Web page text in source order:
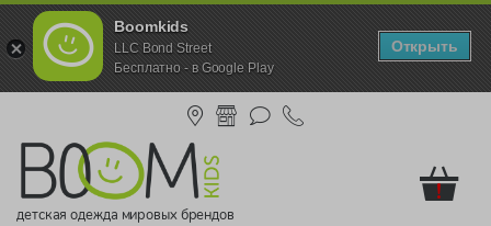
Boomkids
LLC Bond Street
Бесплатно - в Google Play
Открыть
детская одежда мировых брендов
!